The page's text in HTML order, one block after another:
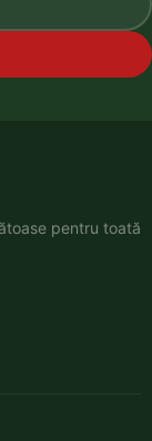
pentru toată